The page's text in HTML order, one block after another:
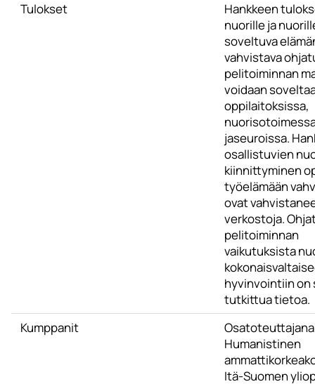
Tulokset
Hankkeen
nuorille ja
soveltuva
vahvistava
pelitoiminnan
voidaan
oppilaitoksissa,
jaseuroissa.
osallistuvien
kiinnittyminen
työelämään
ovat
verkostoja.
pelitoiminnan
vaikutuksista
hyvinvointiin on
tutkittua tietoa.
Kumppanit
Humanistinen
Itä-Suomen